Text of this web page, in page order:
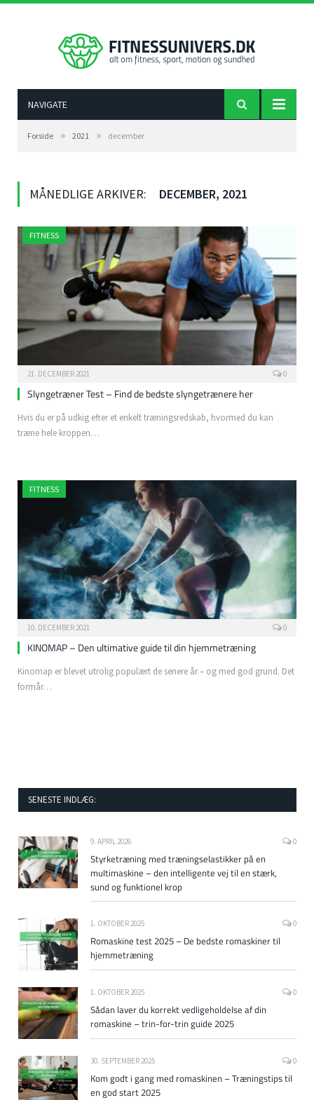
NAVIGATE
Forside » 2021 » december
MÅNEDLIGE ARKIVER: DECEMBER, 2021
FITNESS
21. DECEMBER 2021 0
Slyngetræner Test – Find de bedste slyngetrænere her
Hvis du er på udkig efter et enkelt træningsredskab, hvormed du kan
træne hele kroppen…
FITNESS
10. DECEMBER 2021 0
KINOMAP – Den ultimative guide til din hjemmetræning
Kinomap er blevet utrolig populært de senere år – og med god grund. Det
formår…
SENESTE INDLÆG:
9. APRIL 2026 0
Styrketræning med træningselastikker på en
multimaskine – den intelligente vej til en stærk,
sund og funktionel krop
1. OKTOBER 2025 0
Romaskine test 2025 – De bedste romaskiner til
hjemmetræning
1. OKTOBER 2025 0
Sådan laver du korrekt vedligeholdelse af din
romaskine – trin-for-trin guide 2025
30. SEPTEMBER 2025 0
Kom godt i gang med romaskinen – Træningstips til
en god start 2025